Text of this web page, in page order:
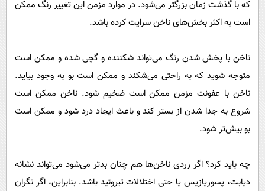
که با گذشت زمان بزرگتر می‌شود. در موارد مزمن این تغییر رنگ ممکن
است به اکثر بخش‌های ناخن سرایت کرده باشد.
ناخن با پخش شدن رنگ می‌تواند شکننده و گچی شده و ممکن است
متوجه شوید که به راحتی می‌شکند و ممکن است بو به وجود بیاید.
ناخن با عفونت مزمن ممکن است ضخیم شود. ناخن ممکن است
شروع به جدا شدن از بستر کند و باعث ایجاد درد شود و ممکن است
بو بیش‌تر شود.
چه باید کرد؟ اگر زردی ناخن‌ها هم چنان بدتر می‌شود می‌تواند نشانه
دیابت، پسوریازیس یا حتی اختلالات تیروئید باشد. بنابراین، اگر نگران